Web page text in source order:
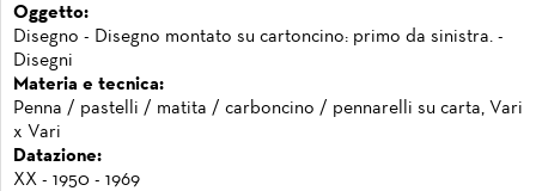
Oggetto:
Disegno - Disegno montato su cartoncino: primo da sinistra. -
Disegni
Materia e tecnica:
Penna / pastelli / matita / carboncino / pennarelli su carta, Vari
x Vari
Datazione:
XX - 1950 - 1969